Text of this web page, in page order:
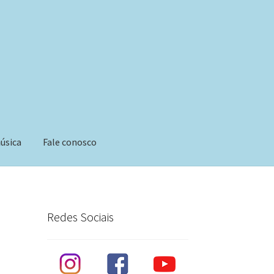
Fale conosco
Redes Sociais